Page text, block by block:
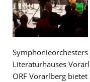
Literaturhauses
ORF Vorarlberg